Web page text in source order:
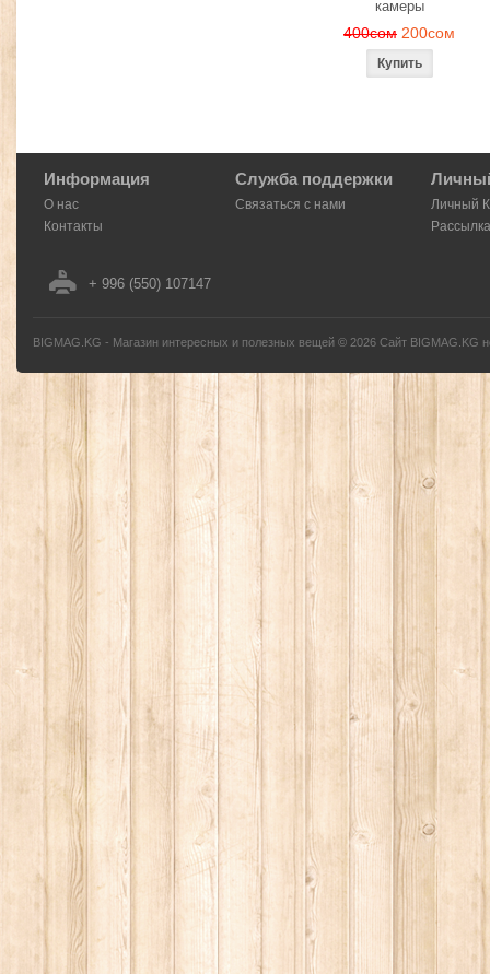
камеры
400сом 200сом
Информация
О нас
Контакты
Служба поддержки
Связаться с нами
Личный
Рассылка
+ 996 (550) 107147
BIGMAG.KG - Магазин интересных и полезных вещей © 2026 Сайт BIGMAG.KG
без письменного разрешения автора - запрещено, и будет преследоваться по